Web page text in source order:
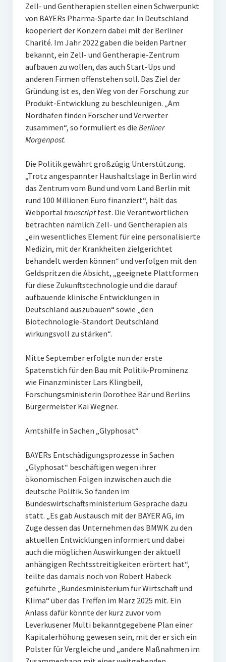
Zell- und Gentherapien stellen einen Schwerpunkt
von BAYERs Pharma-Sparte dar. In Deutschland
kooperiert der Konzern dabei mit der Berliner
Charité. Im Jahr 2022 gaben die beiden Partner
bekannt, ein Zell- und Gentherapie-Zentrum
aufbauen zu wollen, das auch Start-Ups und
anderen Firmen offenstehen soll. Das Ziel der
Gründung ist es, den Weg von der Forschung zur
Produkt-Entwicklung zu beschleunigen. „Am
Nordhafen finden Forscher und Verwerter
zusammen“, so formuliert es die Berliner
Morgenpost.
Die Politik gewährt großzügig Unterstützung.
„Trotz angespannter Haushaltslage in Berlin wird
das Zentrum vom Bund und vom Land Berlin mit
rund 100 Millionen Euro finanziert“, hält das
Webportal transcriptfest. Die Verantwortlichen
betrachten nämlich Zell- und Gentherapien als
„ein wesentliches Element für eine personalisierte
Medizin, mit der Krankheiten zielgerichtet
behandelt werden können“ und verfolgen mit den
Geldspritzen die Absicht, „geeignete Plattformen
für diese Zukunftstechnologie und die darauf
aufbauende klinische Entwicklungen in
Deutschland auszubauen“ sowie „den
Biotechnologie-Standort Deutschland
wirkungsvoll zu stärken“.
Mitte September erfolgte nun der erste
Spatenstich für den Bau mit Politik-Prominenz
wie Finanzminister Lars Klingbeil,
Forschungsministerin Dorothee Bär und Berlins
Bürgermeister Kai Wegner.
Amtshilfe in Sachen „Glyphosat“
BAYERs Entschädigungsprozesse in Sachen
„Glyphosat“ beschäftigen wegen ihrer
ökonomischen Folgen inzwischen auch die
deutsche Politik. So fanden im
Bundeswirtschaftsministerium Gespräche dazu
statt. „Es gab Austausch mit der BAYER AG, im
Zuge dessen das Unternehmen das BMWK zu den
aktuellen Entwicklungen informiert und dabei
auch die möglichen Auswirkungen der aktuell
anhängigen Rechtsstreitigkeiten erörtert hat“,
teilte das damals noch von Robert Habeck
geführte „Bundesministerium für Wirtschaft und
Klima“ über das Treffen im März 2025 mit. Ein
Anlass dafür könnte der kurz zuvor vom
Leverkusener Multi bekanntgegebene Plan einer
Kapitalerhöhung gewesen sein, mit der er sich ein
Polster für Vergleiche und „andere Maßnahmen im